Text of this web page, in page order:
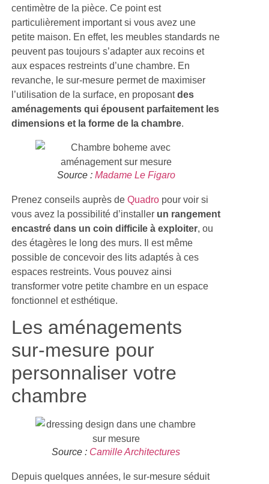
centimètre de la pièce. Ce point est
particulièrement important si vous avez une
petite maison. En effet, les meubles standards ne
peuvent pas toujours s’adapter aux recoins et
aux espaces restreints d’une chambre. En
revanche, le sur-mesure permet de maximiser
l’utilisation de la surface, en proposantdes
aménagements qui épousent parfaitement les
dimensions et la forme de la chambre.
Source : Madame Le Figaro
Prenez conseils auprès deQuadro pour voir si
vous avez la possibilité d’installer un rangement
encastré dans un coin difficile à exploiter, ou
des étagères le long des murs. Il est même
possible de concevoir des lits adaptés à ces
espaces restreints. Vous pouvez ainsi
transformer votre petite chambre en un espace
fonctionnel et esthétique.
Les aménagements
sur-mesure pour
personnaliser votre
chambre
Source : Camille Architectures
Depuis quelques années, le sur-mesure séduit